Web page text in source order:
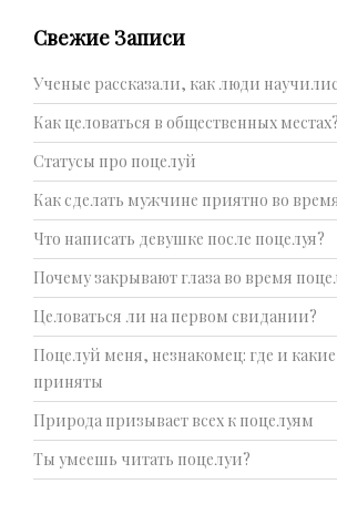
Свежие Записи
Ученые рассказали, как люди
Как целоваться в общественных местах?
Статусы про поцелуй
Как сделать мужчине приятно во
Что написать девушке после поцелуя?
Почему закрывают глаза во время
Целоваться ли на первом свидании?
Поцелуй меня, незнакомец: где и
приняты
Природа призывает всех к поцелуям
Ты умеешь читать поцелуи?